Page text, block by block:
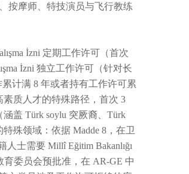
按摩师、特技演员与飞行教练
İzni 定期工作许可（首次
İzni 独立工作许可（针对长
累计满 8 年或者持有工作许可累
素质人才的特殊路径，首次 3
涵盖 Türk soylu 突厥裔、Türk
殊领域：依据 Madde 8，在卫
士需要 Millî Eğitim Bakanlığı
委员会预批准，在 AR-GE 中